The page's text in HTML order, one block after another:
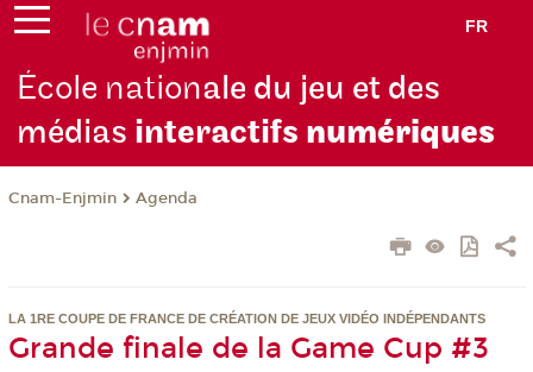
FR
École nationale du jeu et des
médias interactifs numériques
Cnam-Enjmin Agenda
LA 1RE COUPE DE FRANCE DE CRÉATION DE JEUX VIDÉO INDÉPENDANTS
Grande finale de la Game Cup #3